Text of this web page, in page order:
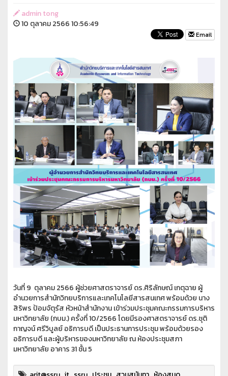
admin tong
10 ตุลาคม 2566 10:56:49
Email
วันที่9 ตุลาคม2566 ผู้ช่วยศาสตราจารย์ ดร.ศิริลักษณ์ เกตุฉาย ผู้
อำนวยการสำนักวิทยบริการและเทคโนโลยีสารสนเทศ พร้อมด้วย นาง
สิริพร ป้อมจัตุรัส หัวหน้าสำนักงาน เข้าร่วมประชุมคณะกรรมการบริหาร
มหาวิทยาลัย (กบม.) ครั้งที่ 10/2566 โดยมีรองศาสตราจารย์ ดร.ชุติ
กาญจน์ ศรีวิบูลย์ อธิการบดี เป็นประธานการประชุม พร้อมด้วยรอง
อธิการบดี และผู้บริหารของมหาวิทยาลัย ณ ห้องประชุมสภา
มหาวิทยาลัย อาคาร31ชั้น5